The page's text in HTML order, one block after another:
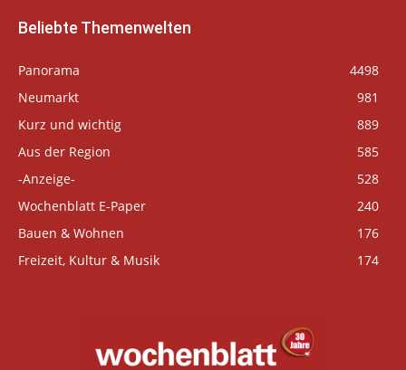
Beliebte Themenwelten
Panorama
4498
Neumarkt
981
Kurz und wichtig
889
Aus der Region
585
-Anzeige-
528
Wochenblatt E-Paper
240
Bauen & Wohnen
176
Freizeit, Kultur & Musik
174